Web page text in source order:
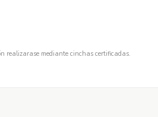
realizarase mediante cinchas certificadas.